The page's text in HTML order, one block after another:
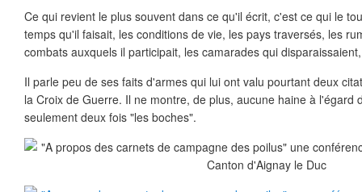
Ce qui revient le plus souvent dans ce qu'il écrit, c'est ce qui le
temps qu'il faisait, les conditions de vie, les pays traversés, les
combats auxquels il participait, les camarades qui
Il parle peu de ses faits d'armes qui lui ont valu pourtant deux
la Croix de Guerre. Il ne montre, de plus, aucune haine à l'égard
seulement deux fois "les boches".